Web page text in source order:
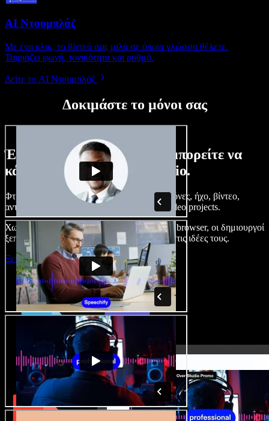
AI Ντουμπλάζ
Με ένα κλικ, το βίντεό σας μιλά σε όποια γλώσσα θέλετε.
Ταιριάζει φωνή, τονικότητα και ρυθμό.
Δείτε το AI Ντουμπλάζ
Δοκιμάστε το μόνοι σας
Ένα μικρό δείγμα από όσα μπορείτε να
κάνετε με το Speechify Studio.
Φτιάξτε voice overs, προσθέστε δωρεάν εικόνες, ήχο, βίντεο,
αντιγραφή φωνής – ολοκληρωμένα audio/video projects.
Χωρίς καμπύλη εκμάθησης και με όλα στον browser, οι δημιουργοί
ξεπερνούν τα κλασικά όρια και δίνουν ζωή στις ιδέες τους.
Ξεκινήστε με το Studio